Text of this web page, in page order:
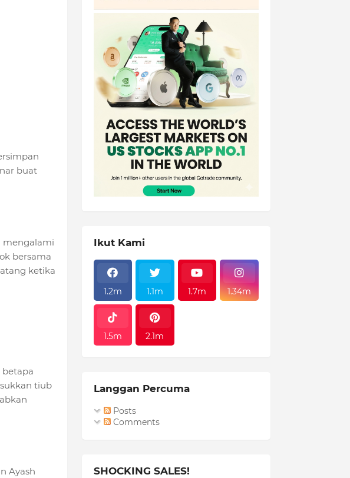
buat
mengalami
bersama
ketika
betapa
tiub
Ayash
Ikut Kami
1.2m 1.1m 1.7m 1.34m
1.5m 2.1m
Langgan Percuma
Posts
Comments
SHOCKING SALES!